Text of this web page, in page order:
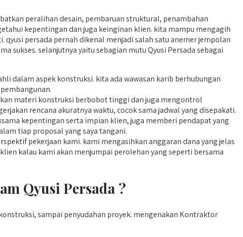
peralihan desain, pembaruan struktural, penambahan
kepentingan dan juga keinginan klien. kita mampu mengagih
persada pernah dikenal menjadi salah satu anemer jempolan
sukses. selanjutnya yaitu sebagian mutu Qyusi Persada sebagai
dalam aspek konstruksi. kita ada wawasan karib berhubungan
materi konstruksi berbobot tinggi dan juga mengontrol
rencana akuratnya waktu, cocok sama jadwal yang disepakati.
kepentingan serta impian klien, juga memberi pendapat yang
tiap proposal yang saya tangani.
pekerjaan kami. kami mengasihkan anggaran dana yang jelas
kalau kami akan menjumpai perolehan yang seperti bersama
Qyusi Persada ?
sampai penyudahan proyek. mengenakan Kontraktor